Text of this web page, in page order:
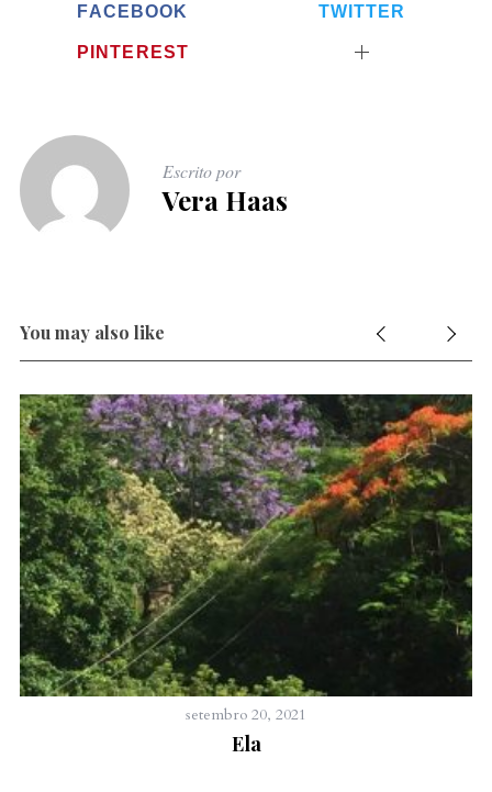
FACEBOOK TWITTER
PINTEREST
Escrito por
Vera Haas
You may also like
setembro 20, 2021
Ela